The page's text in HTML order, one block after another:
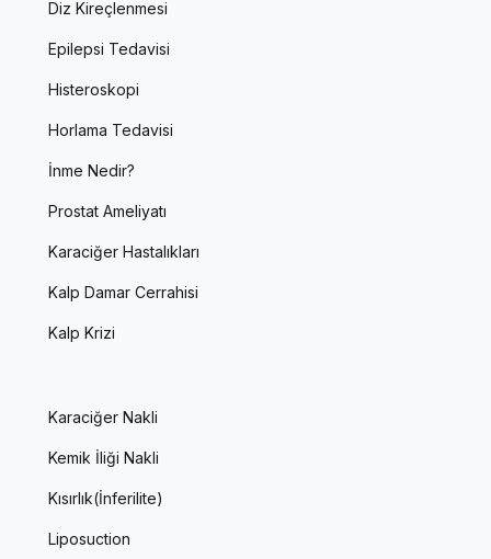
Diz Kireçlenmesi
Epilepsi Tedavisi
Histeroskopi
Horlama Tedavisi
İnme Nedir?
Prostat Ameliyatı
Karaciğer Hastalıkları
Kalp Damar Cerrahisi
Kalp Krizi
Karaciğer Nakli
Kemik İliği Nakli
Kısırlık(İnferilite)
Liposuction